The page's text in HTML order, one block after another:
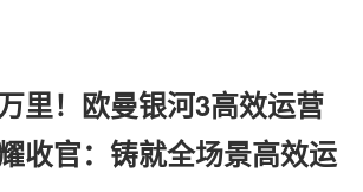
里！欧曼银河3高效运营
收官：铸就全场景高效运